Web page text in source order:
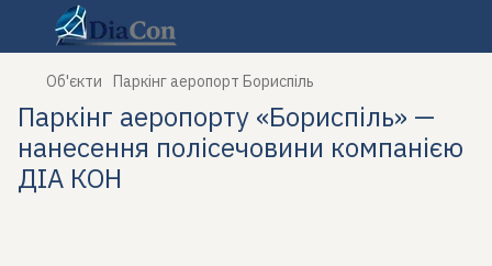
Об'єкти Паркінг аеропорт Бориспіль
Паркінг аеропорту «Бориспіль» —
нанесення полісечовини компанією
ДІА КОН